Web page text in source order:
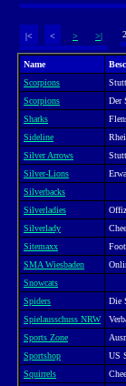
|< < > >|
Name
Scorpions
Scorpions
Der
Sharks
Sideline
Silver Arrows
Silver-Lions
Silverbacks
Silverladies
Silverlady
Sitemaxx
SMA Wiesbaden
Snowcats
Spiders
Die
Spielausschuss NRW
Sports Zone
Sportshop
US
Squirrels